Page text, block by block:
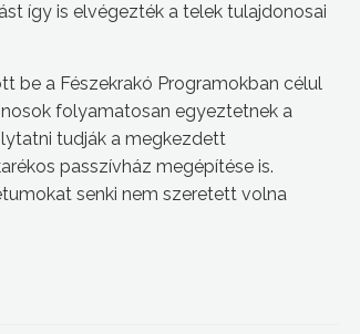
így is elvégezték a telek tulajdonosai
be a Fészekrakó Programokban célul
folyamatosan egyeztetnek a
tudják a megkezdett
passzívház megépítése is.
senki nem szeretett volna